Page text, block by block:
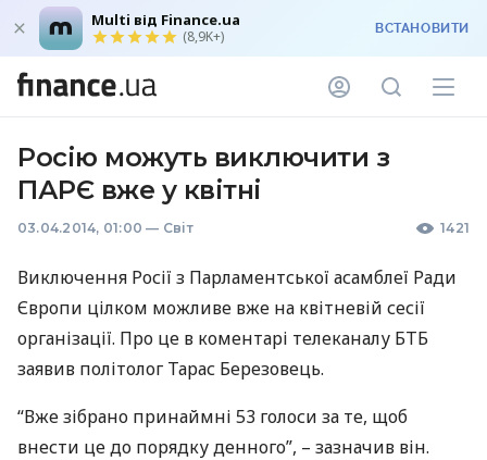
Multi від Finance.ua
(8,9K+) ВСТАНОВИТИ
Росію можуть виключити з
ПАРЄ вже у квітні
03.04.2014, 01:00 — Світ 1421
Виключення Росії з Парламентської асамблеї Ради
Європи цілком можливе вже на квітневій сесії
організації. Про це в коментарі телеканалу БТБ
заявив політолог Тарас Березовець.
“Вже зібрано принаймні 53 голоси за те, щоб
внести це до порядку денного”, – зазначив він.